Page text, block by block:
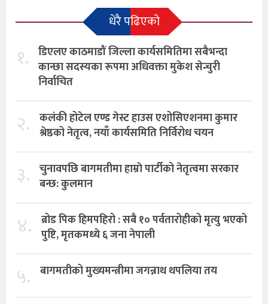
धेरै पढिएको
१. डिएलए काठमाडौं जिल्ला कार्यसमितिमा सबैभन्दा
कान्छा सदस्यका रूपमा अधिवक्ता मुकेश सेन्चुरी
निर्वाचित
२. कलंकी होटेल एण्ड गेस्ट हाउस एशोसिएशनमा कुमार
श्रेष्ठको नेतृत्व, नयाँ कार्यसमिति निर्विरोध चयन
३. चुनावपछि बागमतीमा हाम्राे पार्टीको नेतृत्वमा सरकार
बन्छ: कुलमान
४. ब्रोड पिक हिमपहिरो : सबै १० पर्वतारोहीको मृत्यु भएको
पुष्टि, मृतकमध्ये ६ जना नेपाली
५. बागमतीको मुख्यमन्त्रीमा जगन्नाथ थपलिया तय